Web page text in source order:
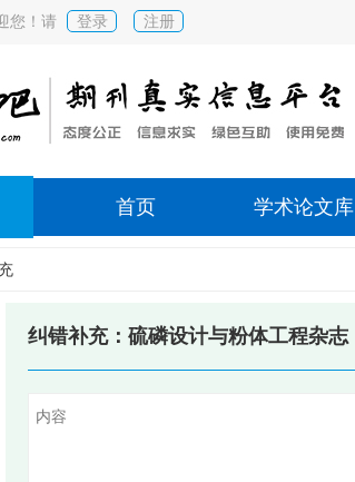
您！请 登录 注册
首页 学术论文库
纠错补充：硫磷设计与粉体工程杂志